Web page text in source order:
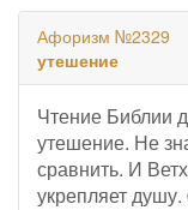
Афоризм №2329
утешение
Чтение Библии
утешение. Не
сравнить. И
укрепляет